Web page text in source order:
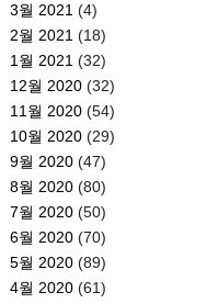
3월 2021(4)
2월 2021(18)
1월 2021(32)
12월 2020(32)
11월 2020(54)
10월 2020(29)
9월 2020(47)
8월 2020(80)
7월 2020(50)
6월 2020(70)
5월 2020(89)
4월 2020(61)